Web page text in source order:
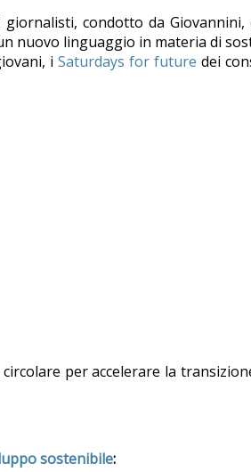
condotto da
nuovo linguaggio in materia di
i Saturdays for future dei
per accelerare la
sostenibile: